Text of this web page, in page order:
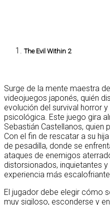
The Evil Within 2
Surge de la mente maestra
videojuegos japonés, quién
evolución del survival horror
psicológica. Este juego gira
Sebastián Castellanos, quien
Con el fin de rescatar a su
de pesadilla, donde se
ataques de enemigos
distorsionados, inquietantes
experiencia más
El jugador debe elegir cómo
muy sigiloso, esconderse y